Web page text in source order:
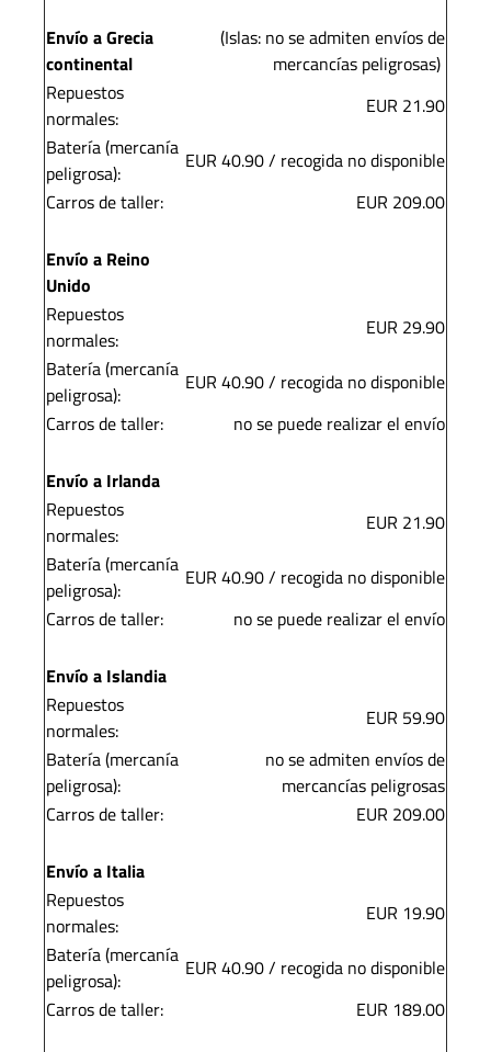
Envío a Grecia
continental
(Islas: no se admiten envíos de
mercancías peligrosas)
Repuestos
normales:
EUR 21.90
Batería (mercanía
peligrosa):
EUR 40.90 / recogida no disponible
Carros de taller:
EUR 209.00
Envío a Reino
Unido
Repuestos
normales:
EUR 29.90
Batería (mercanía
peligrosa):
EUR 40.90 / recogida no disponible
Carros de taller:
no se puede realizar el envío
Envío a Irlanda
Repuestos
normales:
EUR 21.90
Batería (mercanía
peligrosa):
EUR 40.90 / recogida no disponible
Carros de taller:
no se puede realizar el envío
Envío a Islandia
Repuestos
normales:
EUR 59.90
Batería (mercanía
peligrosa):
no se admiten envíos de
mercancías peligrosas
Carros de taller:
EUR 209.00
Envío a Italia
Repuestos
normales:
EUR 19.90
Batería (mercanía
peligrosa):
EUR 40.90 / recogida no disponible
Carros de taller:
EUR 189.00